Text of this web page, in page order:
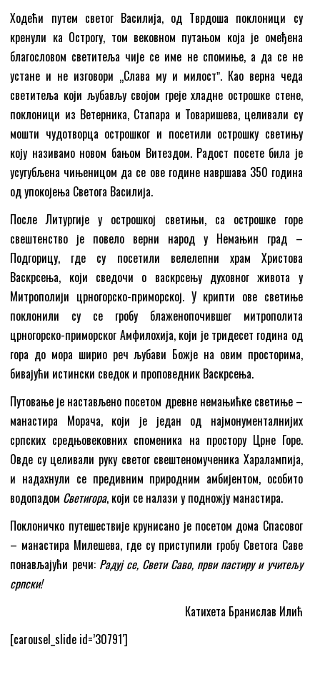
Ходећи путем светог Василија, од Тврдоша поклоници су
кренули ка Острогу, том вековном путањом која је омеђена
благословом светитеља чије се име не спомиње, а да се не
устане и не изговори „Слава му и милостˮ. Као верна чеда
светитеља који љубављу својом греје хладне острошке стене,
поклоници из Ветерника, Стапара и Товаришева, целивали су
мошти чудотворца острошког и посетили острошку светињу
коју називамо новом бањом Витездом. Радост посете била је
усугубљена чињеницом да се ове године навршава 350 година
од упокојења Светога Василија.
После Литургије у острошкој светињи, са острошке горе
свештенство је повело верни народ у Немањин град –
Подгорицу, где су посетили велелепни храм Христова
Васкрсења, који сведочи о васкрсењу духовног живота у
Митрополији црногорско-приморској. У крипти ове светиње
поклонили су се гробу блаженопочившег митрополита
црногорско-приморског Амфилохија, који је тридесет година од
гора до мора ширио реч љубави Божје на овим просторима,
бивајући истински сведок и проповедник Васкрсења.
Путовање је настављено посетом древне немањићке светиње –
манастира Морача, који је један од најмонументалнијих
српских средњовековних споменика на простору Црне Горе.
Овде су целивали руку светог свештеномученика Харалампија,
и надахнули се предивним природним амбијентом, особито
водопадом Светигора, који се налази у подножју манастира.
Поклоничко путешествије крунисано је посетом дома Спасовог
– манастира Милешева, где су приступили гробу Светога Саве
понављајући речи: Радуј се, Свети Саво, први пастиру и учитељу
српски!
Катихета Бранислав Илић
[carousel_slide id=’30791′]